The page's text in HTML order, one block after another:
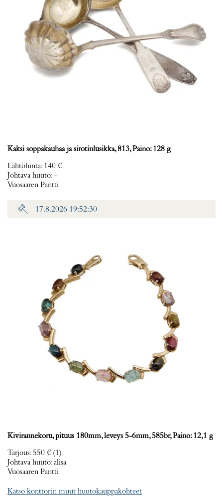
Kaksi soppakauhaa ja sirotinlusikka, 813, Paino: 128 g
Lähtöhinta: 140 €
Johtava huuto:-
Vuosaaren Pantti
17.8.2026 19:52:30
Kivirannekoru, pituus 180mm, leveys 5-6mm, 585br, Paino: 12,1 g
Tarjous: 550 € (1)
Johtava huuto:alisa
Vuosaaren Pantti
Katso konttorin muut huutokauppakohteet